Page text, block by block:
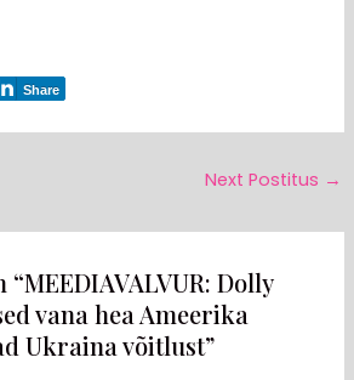
Share
Next Postitus →
Dolly
vana hea Ameerika
Ukraina võitlust”